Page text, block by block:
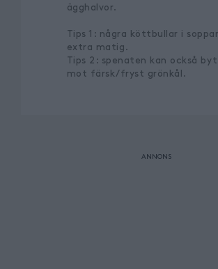
ägghalvor.
Tips 1: några köttbullar i
extra matig.
Tips 2: spenaten kan också
mot färsk/fryst grönkål.